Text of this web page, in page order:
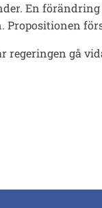
En
regeringen gå